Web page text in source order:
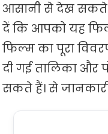
आसानी से देख सकते
दें कि आपको यह
फिल्म का पूरा
दी गई तालिका और
सकते हैं। से